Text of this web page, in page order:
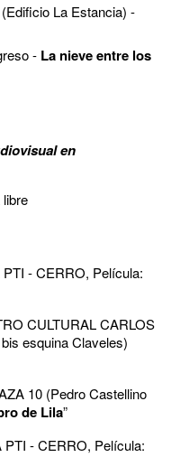
La Estancia) -
- La nieve entre los
Pessi
en
- CERRO, Película:
CULTURAL CARLOS
esquina Claveles)
10 (Pedro Castellino
de Lila”
- CERRO, Película: